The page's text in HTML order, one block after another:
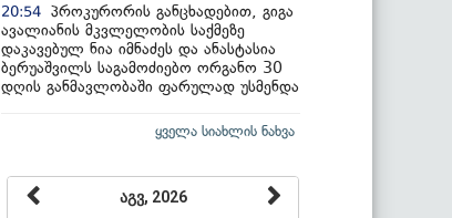
20:54 პროკურორის განცხადებით, გიგა
ავალიანის მკვლელობის საქმეზე
დაკავებულ ნია იმნაძეს და ანასტასია
ბერუაშვილს საგამოძიებო ორგანო 30
დღის განმავლობაში ფარულად უსმენდა
ყველა სიახლის ნახვა
აგვ, 2026